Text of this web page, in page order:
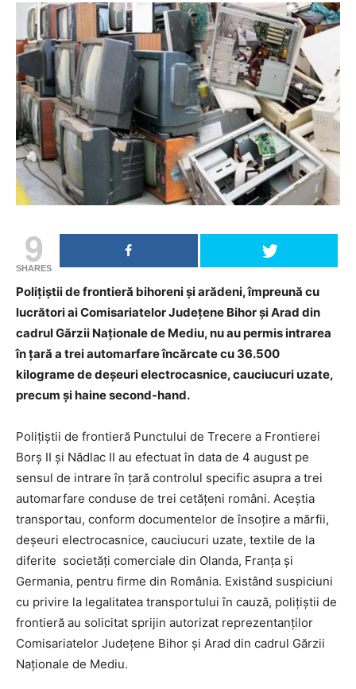
9
SHARES
Poliţiştii de frontieră bihoreni și arădeni, împreună cu
lucrători ai Comisariatelor Județene Bihor şi Arad din
cadrul Gărzii Naționale de Mediu, nu au permis intrarea
în ţară a trei automarfare încărcate cu 36.500
kilograme de deșeuri electrocasnice, cauciucuri uzate,
precum şi haine second-hand.
Poliţiştii de frontieră Punctului de Trecere a Frontierei
Borș II și Nădlac II au efectuat în data de 4 august pe
sensul de intrare în ţară controlul specific asupra a trei
automarfare conduse de trei cetăţeni români. Aceștia
transportau, conform documentelor de însoțire a mărfii,
deșeuri electrocasnice, cauciucuri uzate, textile de la
diferite societăți comerciale din Olanda, Franța și
Germania, pentru firme din România. Existând suspiciuni
cu privire la legalitatea transportului în cauză, poliţiştii de
frontieră au solicitat sprijin autorizat reprezentanților
Comisariatelor Județene Bihor și Arad din cadrul Gărzii
Naționale de Mediu.